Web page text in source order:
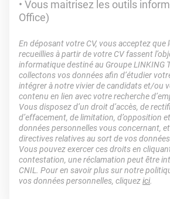
Vous maitrisez les outils
Office)
En déposant votre CV, vous acceptez
recueillies à partir de votre CV fassent
informatique destiné au Groupe LINKING
collectons vos données afin d’étudier
intégrer à notre vivier de candidats et/ou
contenu en lien avec votre recherche
Vous disposez d’un droit d’accès, de
d’effacement, de limitation, d’opposition
données personnelles vous concernant,
directives relatives au sort de vos
Vous pouvez exercer ces droits en
contestation, une réclamation peut être
CNIL. Pour en savoir plus sur notre
vos données personnelles, cliquezici.